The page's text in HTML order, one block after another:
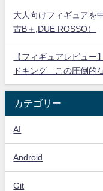
大人向けフィギュアを
古B＋,DUE ROSSO）
【フィギュアレビュー
ドキング この圧倒的
カテゴリー
AI
Android
Git